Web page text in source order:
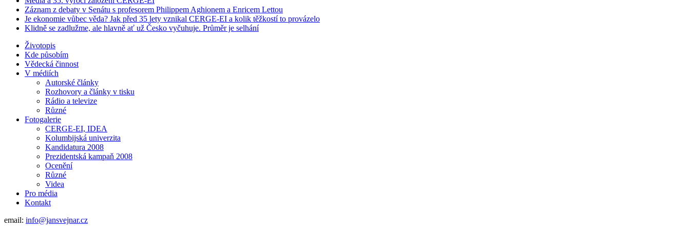
Záznam z debaty v Senátu s profesorem Philippem Aghionem a Enricem Lettou
Je ekonomie vůbec věda? Jak před 35 lety vznikal CERGE-EI a kolik těžkostí to provázelo
Klidně se zadlužme, ale hlavně ať už Česko vyčuhuje. Průměr je selhání
Životopis
Kde působím
Vědecká činnost
V médiích
Autorské články
Rozhovory a články v tisku
Rádio a televize
Různé
Fotogalerie
CERGE-EI, IDEA
Kolumbijská univerzita
Kandidatura 2008
Prezidentská kampaň 2008
Ocenění
Různé
Videa
Pro média
Kontakt
email: info@jansvejnar.cz